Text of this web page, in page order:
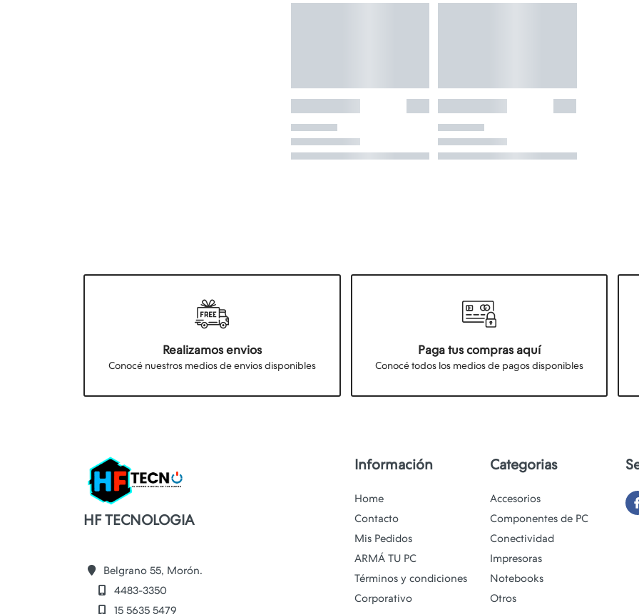
Realizamos envios
Conocé nuestros medios de envios disponibles
Paga tus compras aquí
Conocé todos los medios de pagos disponibles
HF TECNOLOGIA
Belgrano 55, Morón.
4483-3350
15 5635 5479
Información
Home
Contacto
Mis Pedidos
ARMÁ TU PC
Términos y condiciones
Corporativo
Categorias
Accesorios
Componentes de PC
Conectividad
Impresoras
Notebooks
Otros